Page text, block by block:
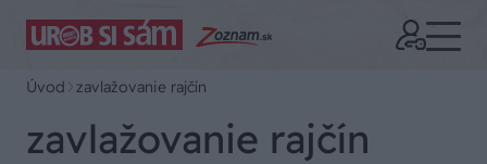
Úvod zavlažovanie rajčín
zavlažovanie rajčín